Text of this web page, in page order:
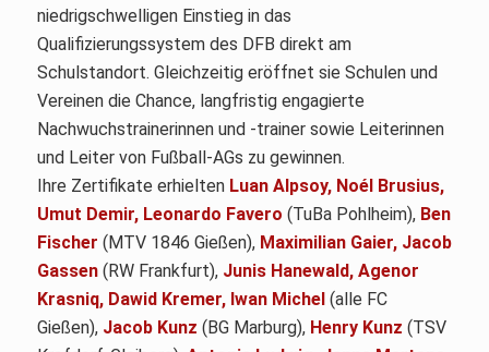
niedrigschwelligen Einstieg in das
Qualifizierungssystem des DFB direkt am
Schulstandort. Gleichzeitig eröffnet sie Schulen und
Vereinen die Chance, langfristig engagierte
Nachwuchstrainerinnen und -trainer sowie Leiterinnen
und Leiter von Fußball-AGs zu gewinnen.
Ihre Zertifikate erhielten Luan Alpsoy, Noél Brusius,
Umut Demir, Leonardo Favero (TuBa Pohlheim), Ben
Fischer (MTV 1846 Gießen), Maximilian Gaier, Jacob
Gassen(RW Frankfurt), Junis Hanewald, Agenor
Krasniq, Dawid Kremer, Iwan Michel (alle FC
Gießen), Jacob Kunz (BG Marburg), Henry Kunz (TSV